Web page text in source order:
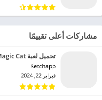
مشاركات أعلى تقييمًا
تحميل لعبة Divineko Magic Cat مهكرة للاندرويد 2024
Ketchapp‏
فبراير 22, 2024